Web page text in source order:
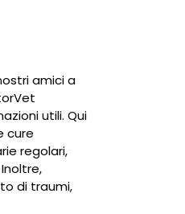
amici a
utili. Qui
cure
regolari,
di traumi,